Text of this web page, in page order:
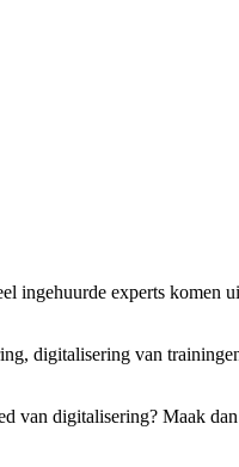
ingehuurde experts
digitalisering van
van digitalisering? Maak